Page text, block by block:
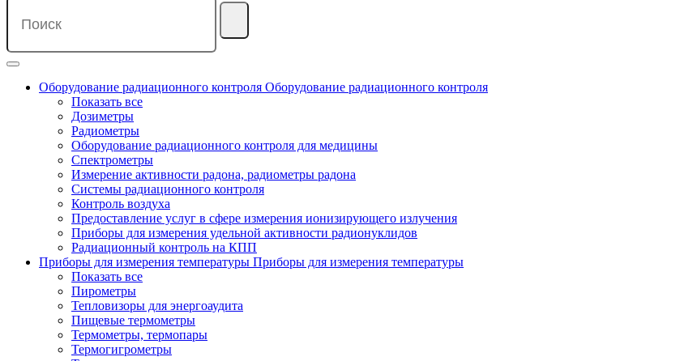
Оборудование радиационного контроля Оборудование радиационного контроля
Показать все
Дозиметры
Радиометры
Оборудование радиационного контроля для медицины
Спектрометры
Измерение активности радона, радиометры радона
Системы радиационного контроля
Контроль воздуха
Предоставление услуг в сфере измерения ионизирующего излучения
Приборы для измерения удельной активности радионуклидов
Радиационный контроль на КПП
Приборы для измерения температуры Приборы для измерения температуры
Показать все
Пирометры
Тепловизоры для энергоаудита
Пищевые термометры
Термометры, термопары
Термогигрометры